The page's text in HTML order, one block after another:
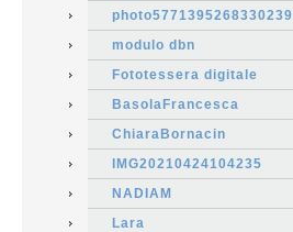
modulo dbn
Fototessera digitale
BasolaFrancesca
ChiaraBornacin
IMG20210424104235
NADIAM
Lara